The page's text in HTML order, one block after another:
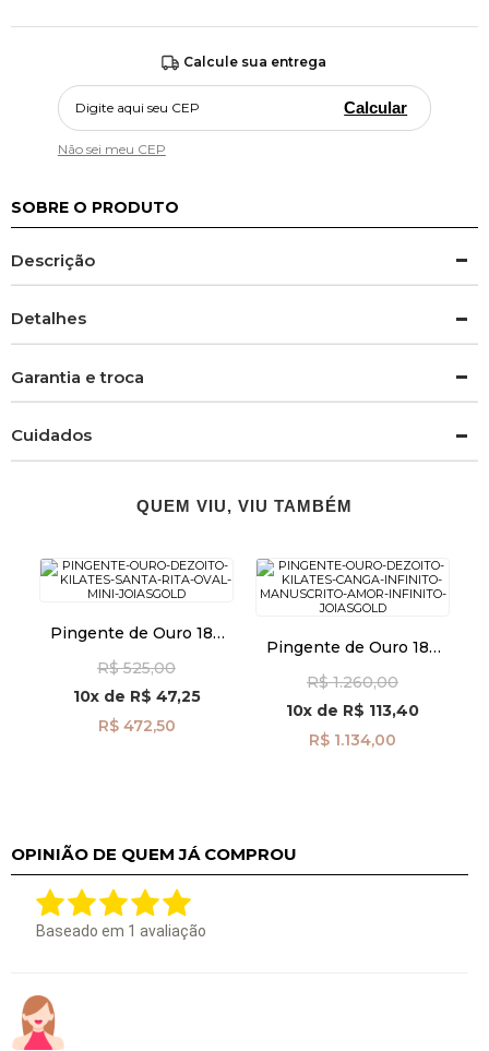
Calcule sua entrega
Calcular
Não sei meu CEP
SOBRE O PRODUTO
Descrição
Detalhes
Garantia e troca
Cuidados
QUEM VIU, VIU TAMBÉM
Pingente de Ouro 18k
pi23084
R$ 525,00
10xde R$ 47,25
R$ 472,50
Pingente de Ouro 18k
Manuscrito Amor
Infinito pi24492
R$ 1.260,00
10x de R$ 113,40
R$ 1.134,00
OPINIÃO DE QUEM JÁ COMPROU
Baseado em 1 avaliação